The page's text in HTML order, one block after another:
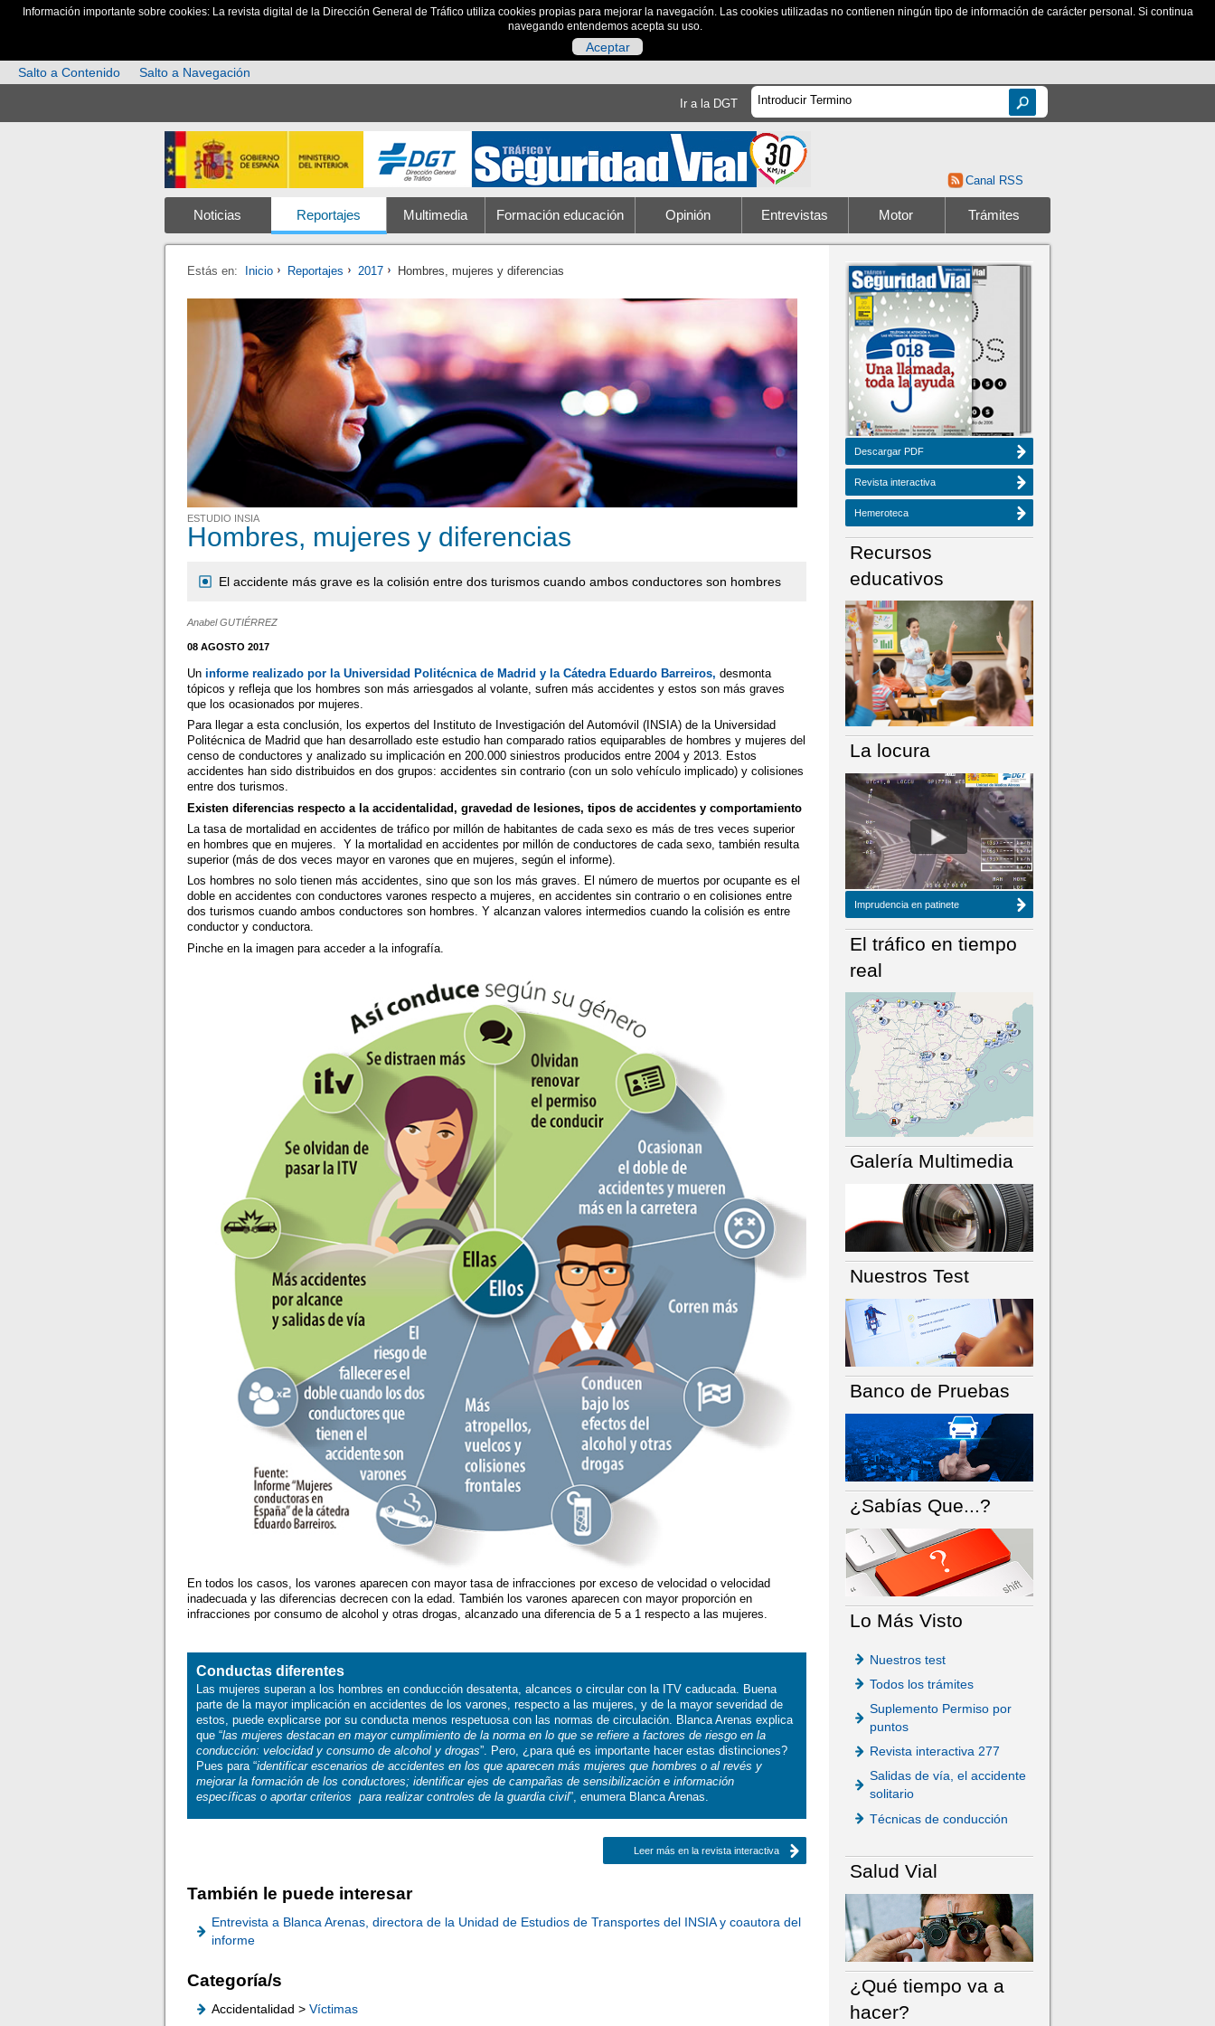
Información importante sobre cookies: La revista digital de la Dirección General de Tráfico utiliza cookies propias para mejorar la navegación. Las cookies utilizadas no contienen ningún tipo de información de carácter personal. Si continua
navegando entendemos acepta su uso.
Aceptar
Salto a Contenido
Salto a Navegación
Ir a la DGT
Canal RSS
Noticias Reportajes Multimedia Formación educación Opinión Entrevistas Motor Trámites
Estás en: Inicio Reportajes 2017 Hombres, mujeres y diferencias
ESTUDIO INSIA
Hombres, mujeres y diferencias
El accidente más grave es la colisión entre dos turismos cuando ambos conductores son hombres
Anabel GUTIÉRREZ
08 AGOSTO 2017
Uninforme realizado por la Universidad Politécnica de Madrid y la Cátedra Eduardo Barreiros, desmonta
tópicos y refleja que los hombres son más arriesgados al volante, sufren más accidentes y estos son más graves
que los ocasionados por mujeres.
Para llegar a esta conclusión, los expertos del Instituto de Investigación del Automóvil (INSIA) de la Universidad
Politécnica de Madrid que han desarrollado este estudio han comparado ratios equiparables de hombres y mujeres del
censo de conductores y analizado su implicación en 200.000 siniestros producidos entre 2004 y 2013. Estos
accidentes han sido distribuidos en dos grupos: accidentes sin contrario (con un solo vehículo implicado) y colisiones
entre dos turismos.
Existen diferencias respecto a la accidentalidad, gravedad de lesiones, tipos de accidentes y comportamiento
La tasa de mortalidad en accidentes de tráfico por millón de habitantes de cada sexo es más de tres veces superior
en hombres que en mujeres. Y la mortalidad en accidentes por millón de conductores de cada sexo, también resulta
superior (más de dos veces mayor en varones que en mujeres, según el informe).
Los hombres no solo tienen más accidentes, sino que son los más graves. El número de muertos por ocupante es el
doble en accidentes con conductores varones respecto a mujeres, en accidentes sin contrario o en colisiones entre
dos turismos cuando ambos conductores son hombres. Y alcanzan valores intermedios cuando la colisión es entre
conductor y conductora.
Pinche en la imagen para acceder a la infografía.
En todos los casos, los varones aparecen con mayor tasa de infracciones por exceso de velocidad o velocidad
inadecuada y las diferencias decrecen con la edad. También los varones aparecen con mayor proporción en
infracciones por consumo de alcohol y otras drogas, alcanzado una diferencia de 5 a 1 respecto a las mujeres.
Conductas diferentes
Las mujeres superan a los hombres en conducción desatenta, alcances o circular con la ITV caducada. Buena
parte de la mayor implicación en accidentes de los varones, respecto a las mujeres, y de la mayor severidad de
estos, puede explicarse por su conducta menos respetuosa con las normas de circulación. Blanca Arenas explica
que “las mujeres destacan en mayor cumplimiento de la norma en lo que se refiere a factores de riesgo en la
conducción: velocidad y consumo de alcohol y drogas”. Pero, ¿para qué es importante hacer estas distinciones?
Pues para “identificar escenarios de accidentes en los que aparecen más mujeres que hombres o al revés y
mejorar la formación de los conductores; identificar ejes de campañas de sensibilización e información
específicas o aportar criterios para realizar controles de la guardia civil”, enumera Blanca Arenas.
Leer más en la revista interactiva
También le puede interesar
Entrevista a Blanca Arenas, directora de la Unidad de Estudios de Transportes del INSIA y coautora del
informe
Categoría/s
Accidentalidad >Víctimas
NÚMERO ACTUAL HEMEROTECA
Descargar PDF
Revista interactiva
Hemeroteca
Recursos
educativos
La locura
Imprudencia en patinete
El tráfico en tiempo
real
Galería Multimedia
Nuestros Test
Banco de Pruebas
¿Sabías Que...?
Lo Más Visto
Nuestros test
Todos los trámites
Suplemento Permiso por
puntos
Revista interactiva 277
Salidas de vía, el accidente
solitario
Técnicas de conducción
Salud Vial
¿Qué tiempo va a
hacer?